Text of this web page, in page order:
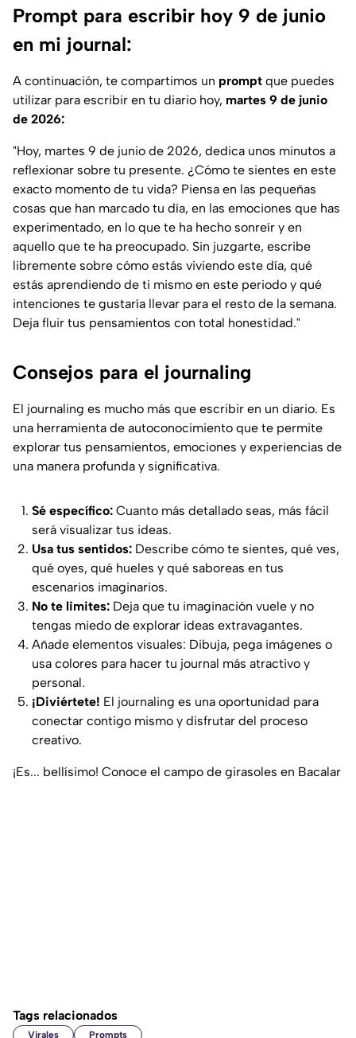
Prompt para escribir hoy 9 de junio
en mi journal:
A continuación, te compartimos un prompt que puedes
utilizar para escribir en tu diario hoy, martes 9 de junio
de 2026:
"Hoy, martes 9 de junio de 2026, dedica unos minutos a
reflexionar sobre tu presente. ¿Cómo te sientes en este
exacto momento de tu vida? Piensa en las pequeñas
cosas que han marcado tu día, en las emociones que has
experimentado, en lo que te ha hecho sonreír y en
aquello que te ha preocupado. Sin juzgarte, escribe
libremente sobre cómo estás viviendo este día, qué
estás aprendiendo de ti mismo en este periodo y qué
intenciones te gustaría llevar para el resto de la semana.
Deja fluir tus pensamientos con total honestidad."
Consejos para el journaling
El journaling es mucho más que escribir en un diario. Es
una herramienta de autoconocimiento que te permite
explorar tus pensamientos, emociones y experiencias de
una manera profunda y significativa.
Sé específico: Cuanto más detallado seas, más fácil
será visualizar tus ideas.
Usa tus sentidos: Describe cómo te sientes, qué ves,
qué oyes, qué hueles y qué saboreas en tus
escenarios imaginarios.
No te limites: Deja que tu imaginación vuele y no
tengas miedo de explorar ideas extravagantes.
Añade elementos visuales: Dibuja, pega imágenes o
usa colores para hacer tu journal más atractivo y
personal.
¡Diviértete! El journaling es una oportunidad para
conectar contigo mismo y disfrutar del proceso
creativo.
¡Es... bellísimo! Conoce el campo de girasoles en Bacalar
Tags relacionados
Virales Prompts